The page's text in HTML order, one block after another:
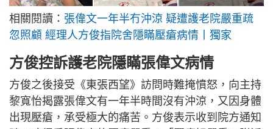
相關閱讀： 張偉文一年半冇沖涼 疑遭護老院嚴重疏
忽照顧 經理人方俊指院舍隱瞞壓瘡病情丨獨家
方俊控訴護老院隱瞞張偉文病情
方俊之後接受《東張西望》訪問時難掩憤怒，向主持
黎寬怡揭露張偉文有一年半時間沒有沖涼，又因身體
出現壓瘡，承受極大的痛苦。方俊表示收到院方通知